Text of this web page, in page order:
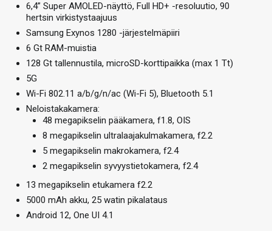
6,4” Super AMOLED-näyttö, Full HD+ -resoluutio, 90
hertsin virkistystaajuus
Samsung Exynos 1280 -järjestelmäpiiri
6 Gt RAM-muistia
128 Gt tallennustila, microSD-korttipaikka (max 1 Tt)
5G
Wi-Fi 802.11 a/b/g/n/ac (Wi-Fi 5), Bluetooth 5.1
Neloistakakamera:
48 megapikselin pääkamera, f1.8, OIS
8 megapikselin ultralaajakulmakamera, f2.2
5 megapikselin makrokamera, f2.4
2 megapikselin syvyystietokamera, f2.4
13 megapikselin etukamera f2.2
5000 mAh akku, 25 watin pikalataus
Android 12, One UI 4.1